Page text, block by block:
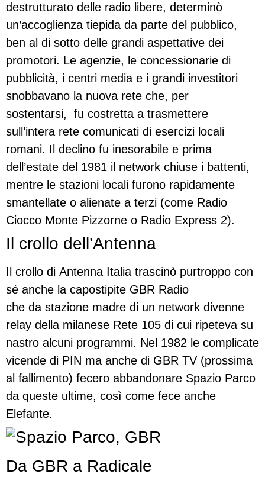
destrutturato delle radio libere, determinò
un’accoglienza tiepida da parte del pubblico,
ben al di sotto delle grandi aspettative dei
promotori. Le agenzie, le concessionarie di
pubblicità, i centri media e i grandi investitori
snobbavano la nuova rete che, per
sostentarsi, fu costretta a trasmettere
sull’intera rete comunicati di esercizi locali
romani. Il declino fu inesorabile e prima
dell’estate del 1981 il network chiuse i battenti,
mentre le stazioni locali furono rapidamente
smantellate o alienate a terzi (come Radio
Ciocco Monte Pizzorne o Radio Express 2).
Il crollo dell’Antenna
Il crollo di Antenna Italia trascinò purtroppo con
sé anche la capostipite GBR Radio
che da stazione madre di un network divenne
relay della milanese Rete 105 di cui ripeteva su
nastro alcuni programmi. Nel 1982 le complicate
vicende di PIN ma anche di GBR TV (prossima
al fallimento) fecero abbandonare Spazio Parco
da queste ultime, così come fece anche
Elefante.
Da GBR a Radicale